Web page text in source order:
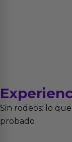
Sin rodeos: lo
probado